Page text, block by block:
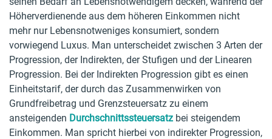
Höherverdienende aus dem höheren Einkommen nicht
mehr nur Lebensnotweniges konsumiert, sondern
vorwiegend Luxus. Man unterscheidet zwischen 3 Arten der
Progression, der Indirekten, der Stufigen und der Linearen
Progression. Bei der Indirekten Progression gibt es einen
Einheitstarif, der durch das Zusammenwirken von
Grundfreibetrag und Grenzsteuersatz zu einem
ansteigenden Durchschnittssteuersatz bei steigendem
Einkommen. Man spricht hierbei von indirekter Progression,